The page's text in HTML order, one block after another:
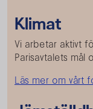
Klimat
Vi arbetar aktivt
Parisavtalets mål
Läs mer om vårt